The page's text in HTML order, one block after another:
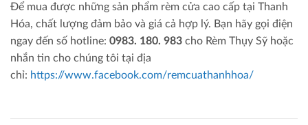
Để mua được những sản phẩm rèm cửa cao cấp tại Thanh
Hóa, chất lượng đảm bảo và giá cả hợp lý. Bạn hãy gọi điện
ngay đến số hotline: 0983. 180. 983 cho Rèm Thụy Sỹ hoặc
nhắn tin cho chúng tôi tại địa
chỉ: https://www.facebook.com/remcuathanhhoa/